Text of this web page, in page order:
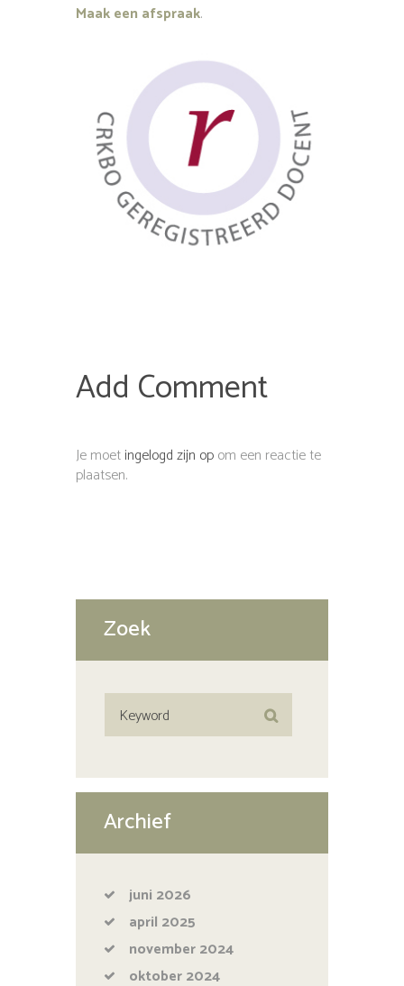
Maak een afspraak.
Add Comment
Je moetingelogd zijn opom een reactie te
plaatsen.
Zoek
Archief
juni 2026
april 2025
november2024
oktober2024